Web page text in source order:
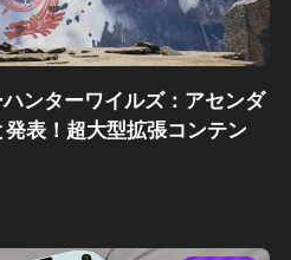
ンターワイルズ：アセンダ
表！超大型拡張コンテン